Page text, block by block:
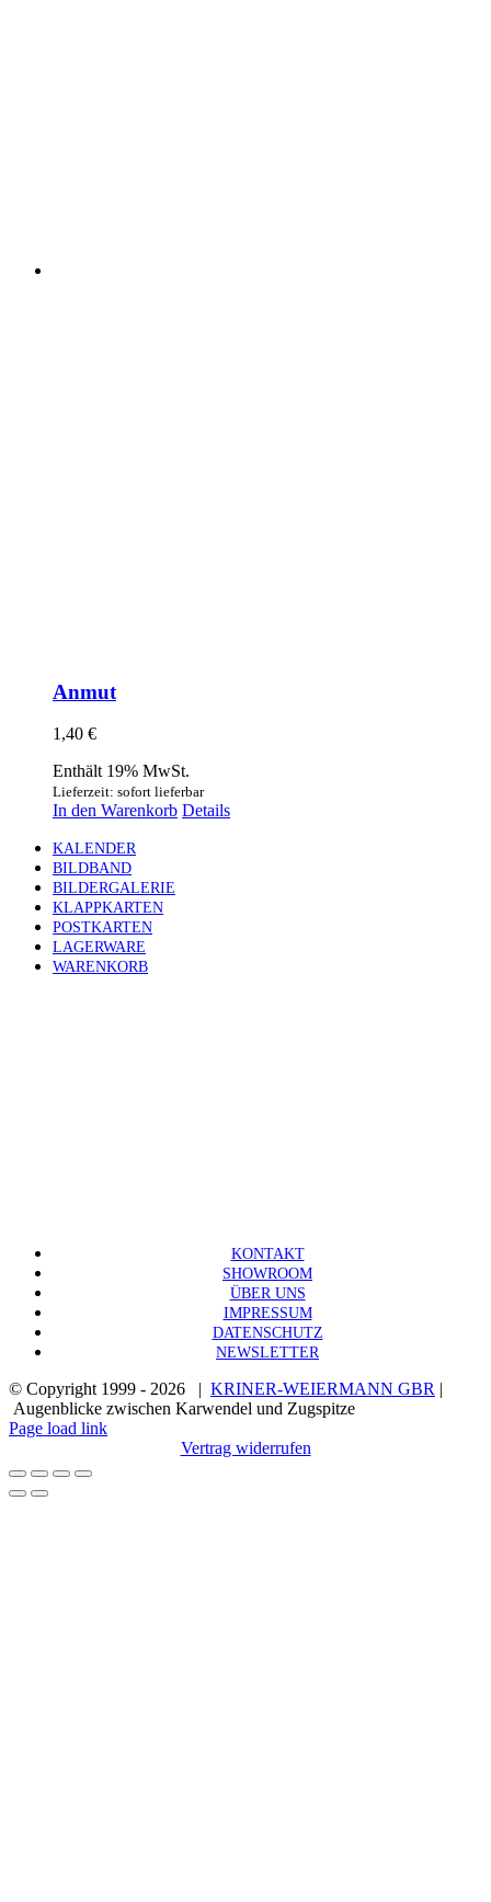
Anmut
1,40 €
Enthält 19% MwSt.
Lieferzeit: sofort lieferbar
In den Warenkorb Details
KALENDER
BILDBAND
BILDERGALERIE
KLAPPKARTEN
POSTKARTEN
LAGERWARE
WARENKORB
KONTAKT
SHOWROOM
ÜBER UNS
IMPRESSUM
DATENSCHUTZ
NEWSLETTER
© Copyright 1999 - 2026 | KRINER-WEIERMANN GBR |
Augenblicke zwischen Karwendel und Zugspitze
Page load link
Vertrag widerrufen